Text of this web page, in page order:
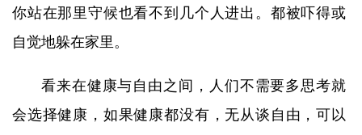
你站在那里守候也看不到几个人进出。都被吓得或
自觉地躲在家里。
看来在健康与自由之间，人们不需要多思考就
会选择健康，如果健康都没有，无从谈自由，可以